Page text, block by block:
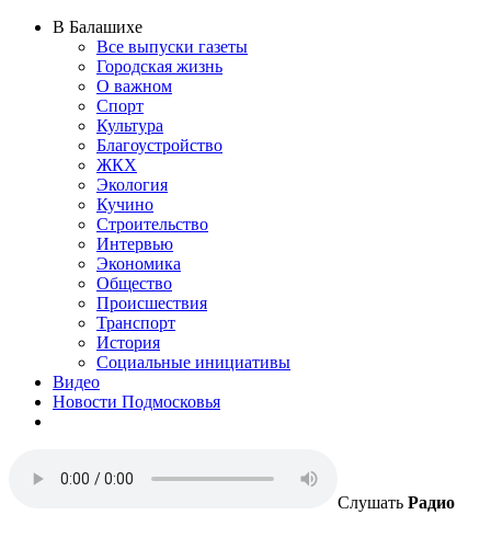
В Балашихе
Все выпуски газеты
Городская жизнь
О важном
Спорт
Культура
Благоустройство
ЖКХ
Экология
Кучино
Строительство
Интервью
Экономика
Общество
Происшествия
Транспорт
История
Социальные инициативы
Видео
Новости Подмосковья
Слушать Радио